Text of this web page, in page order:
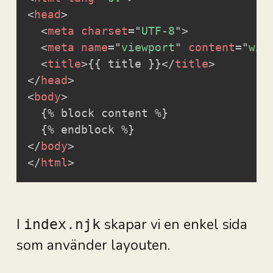
<head>
<meta charset="UTF-8">
<meta name="viewport " content="
<title>{{ title }}</title>
</head>
<body>
  {% block content %}
</body>
</html>
I index.njkskapar vi en enkel sida
som använder layouten.